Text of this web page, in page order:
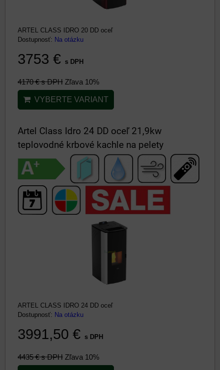
ARTEL CLASS IDRO 20 DD oceľ
Dostupnosť: Na otázku
3753 € s DPH
4170 €s DPH Zľava 10%
VYBERTE VARIANT
Artel Class Idro 24 DD oceľ 21,9kw
teplovodné krbové kachle na pelety
ARTEL CLASS IDRO 24 DD oceľ
Dostupnosť: Na otázku
3991,50 € s DPH
4435 €s DPH Zľava 10%